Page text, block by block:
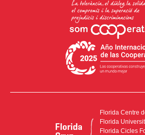
Florida Centre
Florida
Florida Cicles